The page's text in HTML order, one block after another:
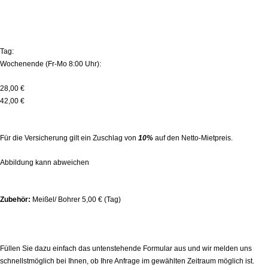
Tag:
Wochenende (Fr-Mo 8:00 Uhr):
28,00 €
42,00 €
Für die Versicherung gilt ein Zuschlag von 10% auf den Netto-Mietpreis.
Abbildung kann abweichen
Zubehör: Meißel/ Bohrer 5,00 € (Tag)
Füllen Sie dazu einfach das untenstehende Formular aus und wir melden uns
schnellstmöglich bei Ihnen, ob Ihre Anfrage im gewählten Zeitraum möglich ist.